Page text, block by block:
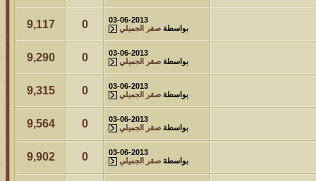
03-06-2013
بواسطة صقر الجميلي 0
9,117
03-06-2013
بواسطة صقر الجميلي 0
9,290
03-06-2013
بواسطة صقر الجميلي 0
9,315
03-06-2013
بواسطة صقر الجميلي 0
9,564
03-06-2013
بواسطة صقر الجميلي 0
9,902